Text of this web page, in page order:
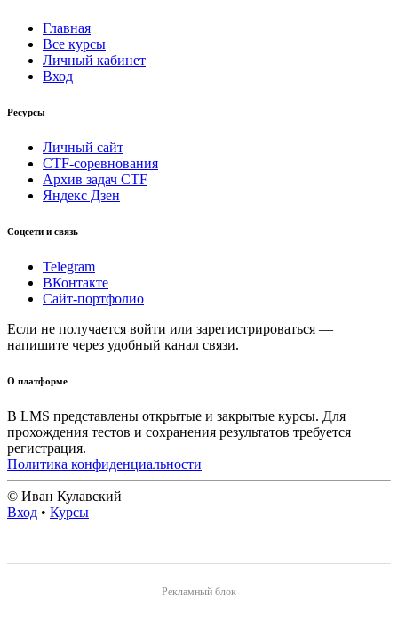
Главная
Все курсы
Личный кабинет
Вход
Ресурсы
Личный сайт
CTF-соревнования
Архив задач CTF
Яндекс Дзен
Соцсети и связь
Telegram
ВКонтакте
Сайт-портфолио
Если не получается войти или зарегистрироваться —
напишите через удобный канал связи.
О платформе
В LMS представлены открытые и закрытые курсы. Для
прохождения тестов и сохранения результатов требуется
регистрация.
Политика конфиденциальности
© Иван Кулавский
Вход • Курсы
Рекламный блок